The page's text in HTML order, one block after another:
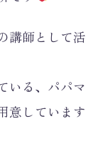
講師として活
いる、パパマ
意しています